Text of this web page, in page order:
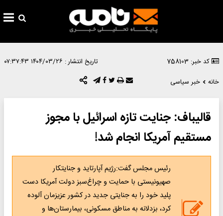
کد خبر: 758103 تاریخ انتشار : ۱۴۰۴/۰۳/۲۶ ۰۷:۳۷:۴۳
خانه
خبر سیاسی
قالیباف: جنایت تازه اسرائیل با مجوز
مستقیم آمریکا انجام شد!
رئیس مجلس گفت:رژیم آپارتاید و جنایتکار
صهیونیستی با حمایت و چراغ‌سبز دولت آمریکا دست
پلید خود را به جنایتی جدید در کشور عزیزمان آلوده
کرد، بزدلانه به مناطق مسکونی، بیمارستان‌ها و